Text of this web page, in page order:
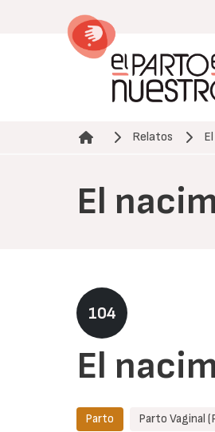
Ruta de navegación
Relatos
El
104
El
Parto Parto Vaginal